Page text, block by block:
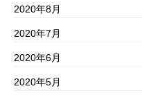
2020年8月
2020年7月
2020年6月
2020年5月